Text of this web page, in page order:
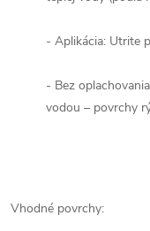
- Aplikácia: Utrite
- Bez
vodou – povrchy
Vhodné povrchy: